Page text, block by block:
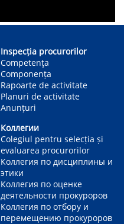
Inspecția procurorilor
Competenţa
Componența
Rapoarte de activitate
Planuri de activitate
Anunțuri
Коллегии
Colegiul pentru selecția și
evaluarea procurorilor
Коллегия по дисциплины и
этики
Коллегия по оценке
деятельности прокуроров
Коллегия по отбору и
перемещению прокуроров